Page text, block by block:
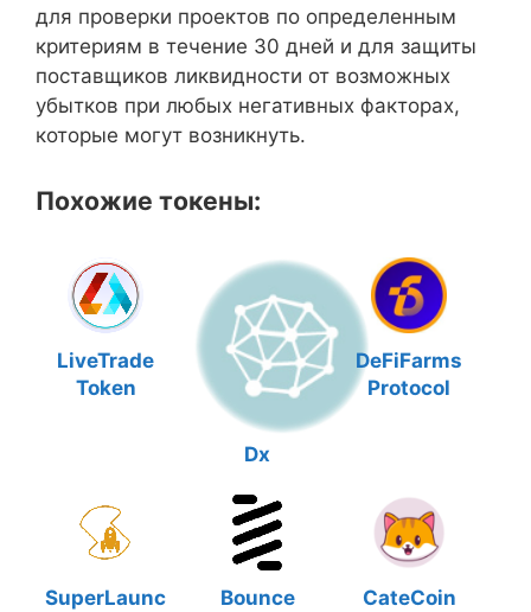
для проверки проектов по определенным
критериям в течение 30 дней и для защиты
поставщиков ликвидности от возможных
убытков при любых негативных факторах,
которые могут возникнуть.
Похожие токены:
LiveTrade
Token
Dx
DeFiFarms
Protocol
SuperLaunc
Bounce
CateCoin